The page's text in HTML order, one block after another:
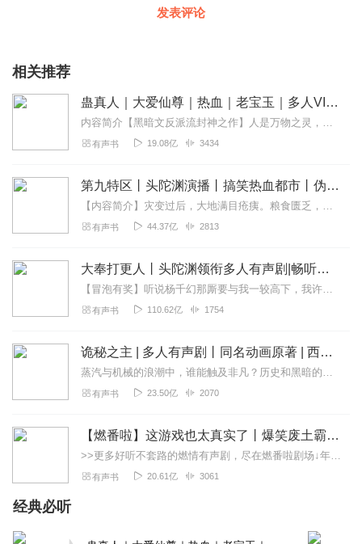
发表评论
相关推荐
蛊真人｜大爱仙尊｜热血｜老宝玉｜多人VIP免费有声剧
内容简介【黑暗文反派流封神之作】人是万物之灵，蛊是天地真精。一个穿越者不断重生的故事。一个养蛊、炼蛊、用蛊的奇特世界。配音组（男角色）老宝玉旁白...
有声书 19.08亿 3434
第九特区丨头陀渊演播丨搞笑热血都市丨伪戒丨VIP免费多人有声剧
【内容简介】灾变过后，大地满目疮痍。粮食匮乏，资源紧俏，局势混乱……一位从待规划区杀出来的青年，背对着漫天黄沙，孤身来到九区谋生，却不曾想偶然结识三五好友，一念...
有声书 44.37亿 2813
大奉打更人丨头陀渊领衔多人有声剧|畅听全集|王鹤棣、田曦薇主演影视剧原著|卖报小郎君
【冒泡有奖】听说杨千幻那厮要与我一较高下，我许七安要开始装叉了！快进入声音播放页戳下方输入框，冒个泡偷偷告诉我，我要用哪些诗词才能胜过他？说得好的，有赏！202...
有声书 110.62亿 1754
诡秘之主 | 多人有声剧丨同名动画原著 | 西幻克苏鲁 | 乌贼作品
蒸汽与机械的浪潮中，谁能触及非凡？历史和黑暗的迷雾里，又是谁在耳语？我从诡秘中醒来，睁眼看见这个世界：枪械，大炮，巨舰，飞空艇，差分机；魔药，占卜，诅咒，倒吊人...
有声书 23.50亿 2070
【燃番啦】这游戏也太真实了丨爆笑废土霸榜神作丨紫襟剧社制作
>>更多好听不套路的燃情有声剧，尽在燃番啦剧场↓年度重磅推荐本专辑为VIP免费专辑每天上午10点5集更新，订阅可以听到最新内容哦！每周抽一个专辑五星优质评论送...
有声书 20.61亿 3061
经典必听